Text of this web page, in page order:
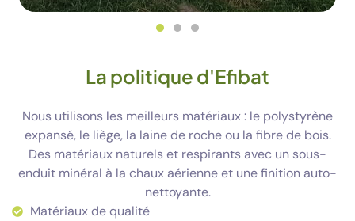
La politique d'Efibat
Nous utilisons les meilleurs matériaux : le polystyrène
expansé, le liège, la laine de roche ou la fibre de bois.
Des matériaux naturels et respirants avec un sous-
enduit minéral à la chaux aérienne et une finition auto-
nettoyante.
Matériaux de qualité